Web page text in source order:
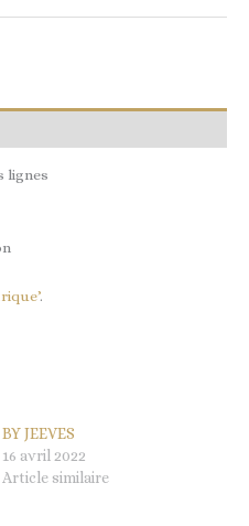
lignes
.
BY JEEVES
16 avril 2022
Article similaire